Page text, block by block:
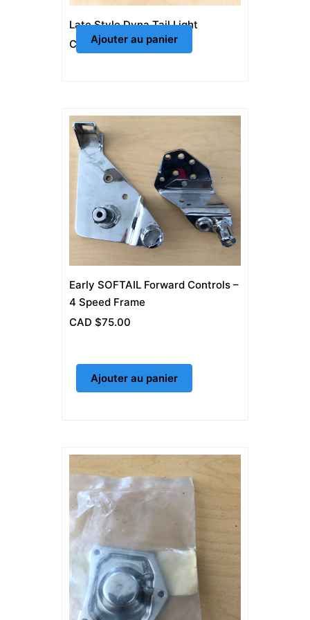
Late Style Dyna Tail Light
CAD $100.00
Ajouter au panier
Early SOFTAIL Forward Controls –
4 Speed Frame
CAD $75.00
Ajouter au panier